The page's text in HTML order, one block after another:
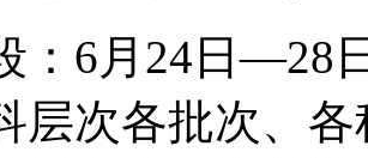
：6月24日—28
层次各批次、